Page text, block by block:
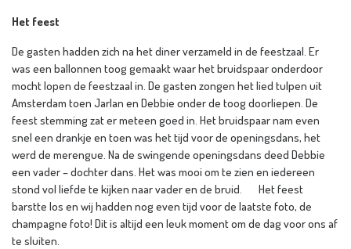
Het feest
De gasten hadden zich na het diner verzameld in de feestzaal. Er
was een ballonnen toog gemaakt waar het bruidspaar onderdoor
mocht lopen de feestzaal in. De gasten zongen het lied tulpen uit
Amsterdam toen Jarlan en Debbie onder de toog doorliepen. De
feest stemming zat er meteen goed in. Het bruidspaar nam even
snel een drankje en toen was het tijd voor de openingsdans, het
werd de merengue. Na de swingende openingsdans deed Debbie
een vader – dochter dans. Het was mooi om te zien en iedereen
stond vol liefde te kijken naar vader en de bruid. Het feest
barstte los en wij hadden nog even tijd voor de laatste foto, de
champagne foto! Dit is altijd een leuk moment om de dag voor ons af
te sluiten.